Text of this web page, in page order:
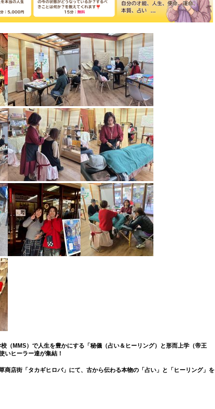
（MMS）で人生を豊かにする「秘儀（占い＆ヒーリング）と形而上学（帝王
いヒーラー達が集結！
商店街「タカギヒロバ」にて、古から伝わる本物の「占い」と「ヒーリング」を